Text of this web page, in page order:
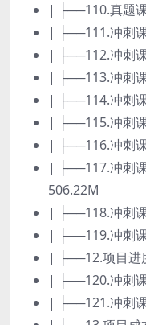
| ├──110.真题
| ├──111.冲刺
| ├──112.冲刺
| ├──113.冲刺
| ├──114.冲刺
| ├──115.冲刺
| ├──116.冲刺
| ├──117.冲刺
506.22M
| ├──118.冲刺
| ├──119.冲刺
| ├──12.项目进
| ├──120.冲刺
| ├──121.冲刺